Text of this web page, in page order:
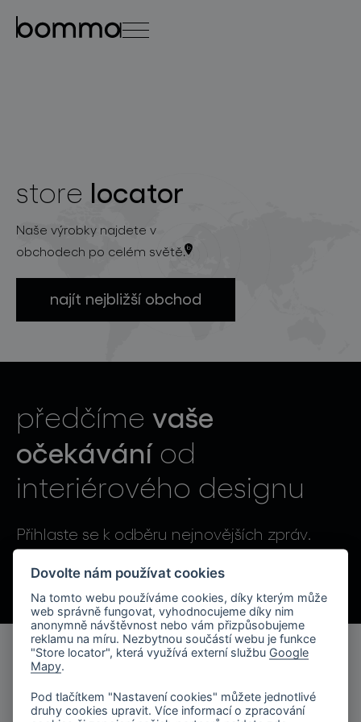
kolekce svítidel
projekty
produkty
projekty
o značce
store locator
Naše výrobky najdete v
obchodech po celém světě.
najít nejbližší obchod
předčíme vaše
očekáváníod
interiérového designu
Přihlaste se k odběru nejnovějších zpráv.
Odesláním souhlasíte se zpracováním osobních údajů.
produkty
kolekce svítidel
Dovolte nám používat cookies
Na tomto webu používáme cookies, díky kterým může
web správně fungovat, vyhodnocujeme díky nim
anonymně návštěvnost nebo vám přizpůsobujeme
reklamu na míru. Nezbytnou součástí webu je funkce
"Store locator", která využívá externí službu Google
Mapy.
Pod tlačítkem "Nastavení cookies" můžete jednotlivé
druhy cookies upravit. Více informací o zpracování